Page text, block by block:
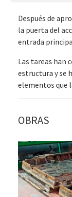
Después de
la puerta del
entrada
Las tareas han
estructura y se
elementos que
OBRAS